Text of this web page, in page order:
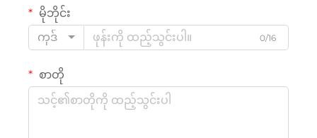
မိုဘိုင်း
ကုဒ်
0/16
စာတို